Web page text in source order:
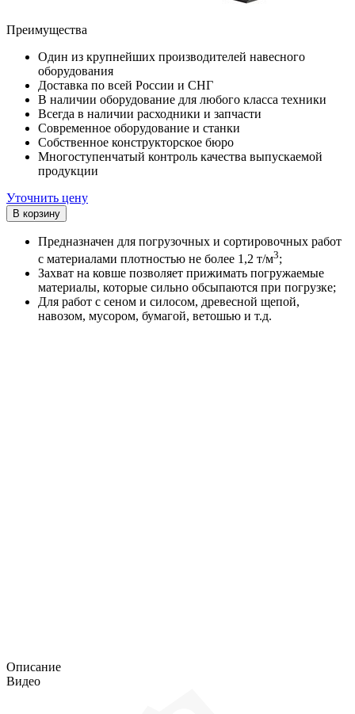
Преимущества
Один из крупнейших производителей навесного
оборудования
Доставка по всей России и СНГ
В наличии оборудование для любого класса техники
Всегда в наличии расходники и запчасти
Современное оборудование и станки
Собственное конструкторское бюро
Многоступенчатый контроль качества выпускаемой
продукции
Уточнить цену
Предназначен для погрузочных и сортировочных работ
с материалами плотностью не более 1,2 т/м3;
Захват на ковше позволяет прижимать погружаемые
материалы, которые сильно обсыпаются при погрузке;
Для работ с сеном и силосом, древесной щепой,
навозом, мусором, бумагой, ветошью и т.д.
Описание
Видео